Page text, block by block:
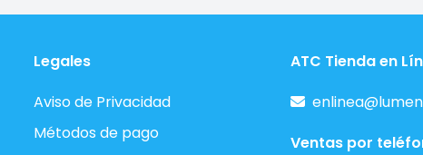
Legales
Aviso de Privacidad
Métodos de pago
ATC Tienda en
Ventas por